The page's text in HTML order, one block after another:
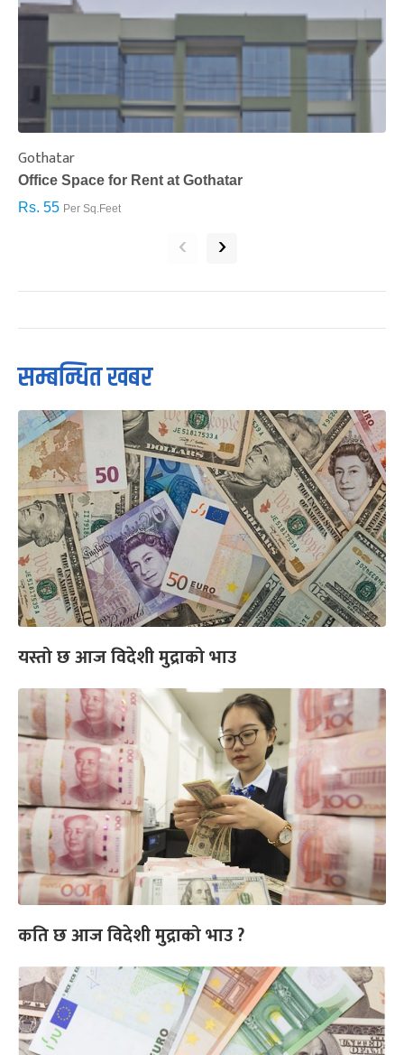
Gothatar
Office Space for Rent at Gothatar
Rs. 55 Per Sq.Feet
‹ ›
सम्बन्धित खबर
यस्तो छ आज विदेशी मुद्राको भाउ
कति छ आज विदेशी मुद्राको भाउ ?